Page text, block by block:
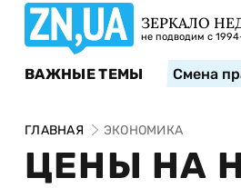
ЗЕРКАЛО
не подводим с
ВАЖНЫЕ ТЕМЫ Смена
ГЛАВНАЯ ЭКОНОМИКА
ЦЕНЫ НА